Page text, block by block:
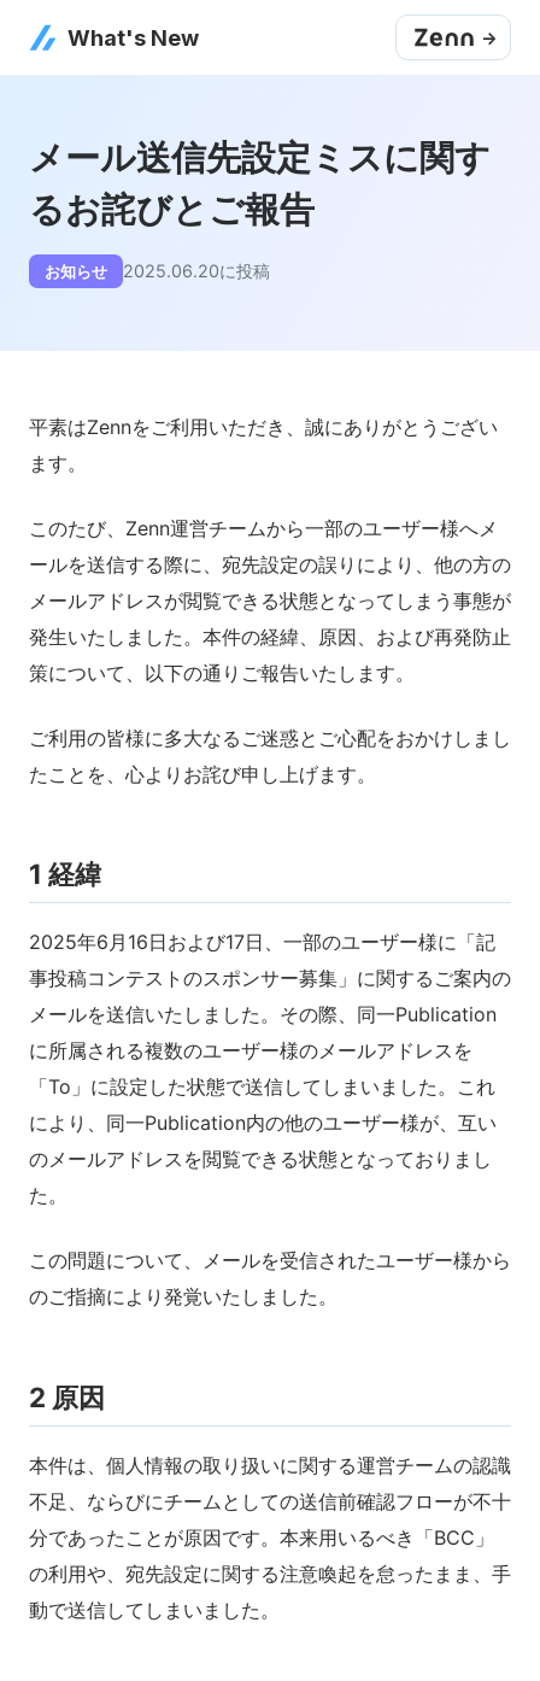
What's New ->
メール送信先設定ミスに関す
るお詫びとご報告
お知らせ 2025.06.20に投稿
平素はZennをご利用いただき、誠にありがとうござい
ます。
このたび、Zenn運営チームから一部のユーザー様へメ
ールを送信する際に、宛先設定の誤りにより、他の方の
メールアドレスが閲覧できる状態となってしまう事態が
発生いたしました。本件の経緯、原因、および再発防止
策について、以下の通りご報告いたします。
ご利用の皆様に多大なるご迷惑とご心配をおかけしまし
たことを、心よりお詫び申し上げます。
1 経緯
2025年6月16日および17日、一部のユーザー様に「記
事投稿コンテストのスポンサー募集」に関するご案内の
メールを送信いたしました。その際、同一Publication
に所属される複数のユーザー様のメールアドレスを
「To」に設定した状態で送信してしまいました。これ
により、同一Publication内の他のユーザー様が、互い
のメールアドレスを閲覧できる状態となっておりまし
た。
この問題について、メールを受信されたユーザー様から
のご指摘により発覚いたしました。
2 原因
本件は、個人情報の取り扱いに関する運営チームの認識
不足、ならびにチームとしての送信前確認フローが不十
分であったことが原因です。本来用いるべき「BCC」
の利用や、宛先設定に関する注意喚起を怠ったまま、手
動で送信してしまいました。